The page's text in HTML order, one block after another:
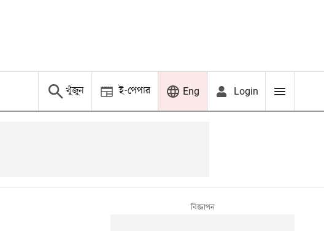
খুঁজুন ই-পেপার Eng Login